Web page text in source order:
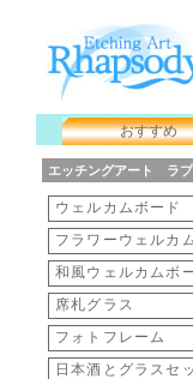
おすすめ
エッチングアート ラ
ウェルカムボード
フラワーウェルカ
和風ウェルカムボ
席札グラス
フォトフレーム
日本酒とグラスセ